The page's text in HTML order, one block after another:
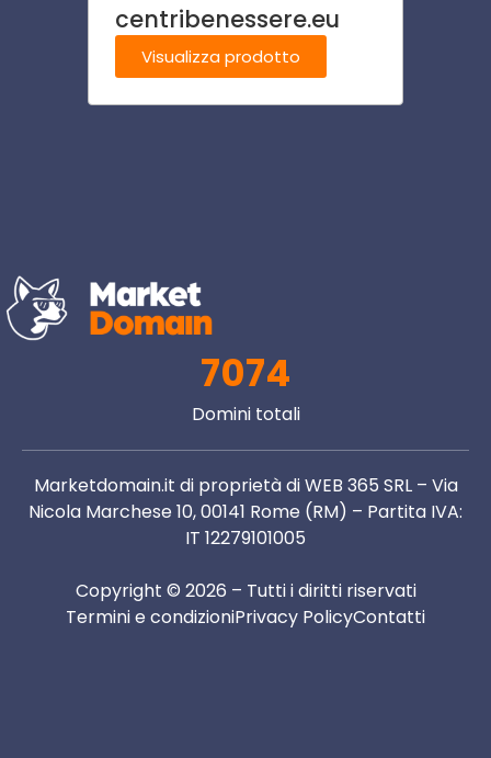
centribenessere.eu
Visualizza prodotto
7074
Domini totali
Marketdomain.it di proprietà di WEB 365 SRL – Via
Nicola Marchese 10, 00141 Rome (RM) – Partita IVA:
IT 12279101005
Copyright © 2026 – Tutti i diritti riservati
Termini e condizioniPrivacy PolicyContatti